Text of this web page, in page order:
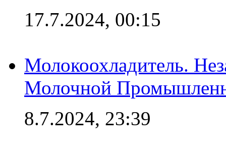
17.7.2024, 00:15
Молокоохладитель.
Молочной
8.7.2024, 23:39